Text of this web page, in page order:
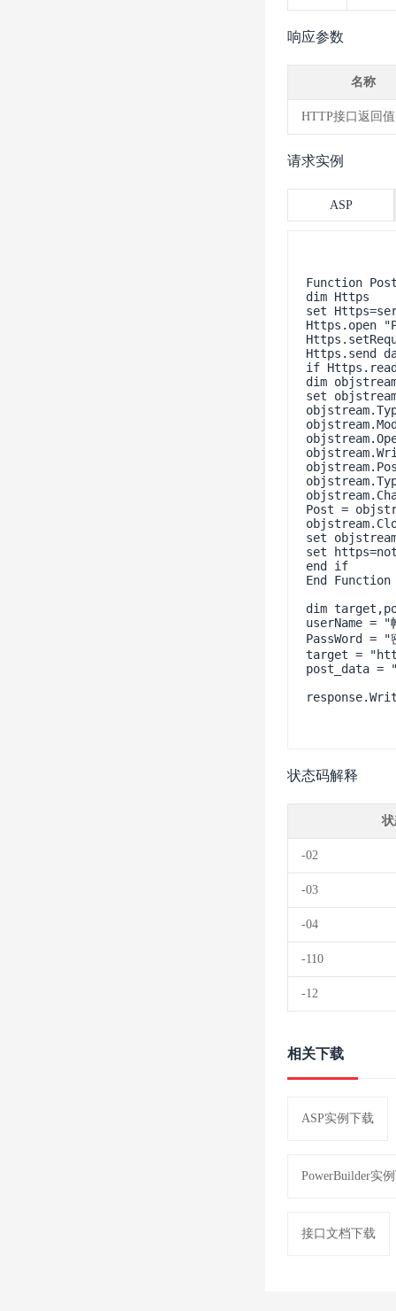
响应参数
名称
HTTP接口返回值
请求实例
ASP
Function
dim
set
Https.open
Https.send
if
dim
set
Post =
set
set
end if
End
dim
userName
PassWord
target =
post_data =
状态码解释
-02
-03
-04
-110
-12
相关下载
ASP实例下载
PowerBuilder实
接口文档下载